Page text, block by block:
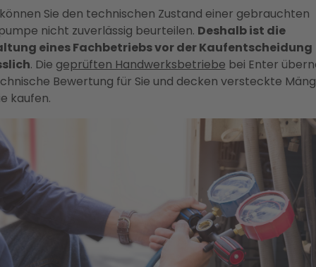
Sie den technischen Zustand einer gebrauchten
nicht zuverlässig beurteilen. Deshalb ist die
eines Fachbetriebs vor der Kaufentscheidung
. Die geprüften Handwerksbetriebe bei Enter
Bewertung für Sie und decken versteckte
kaufen.